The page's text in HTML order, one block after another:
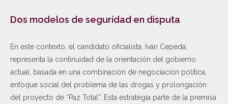
Dos modelos de seguridad en disputa
En este contexto, el candidato oficialista, Iván Cepeda,
representa la continuidad de la orientación del gobierno
actual, basada en una combinación de negociación política,
enfoque social del problema de las drogas y prolongación
del proyecto de “Paz Total”. Esta estrategia parte de la premisa